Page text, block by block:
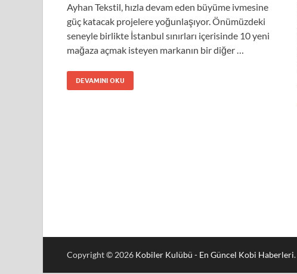
Ayhan Tekstil, hızla devam eden büyüme ivmesine
güç katacak projelere yoğunlaşıyor. Önümüzdeki
seneyle birlikte İstanbul sınırları içerisinde 10 yeni
mağaza açmak isteyen markanın bir diğer …
DEVAMINI OKU
Copyright © 2026 Kobiler Kulübü - En Güncel Kobi Haberleri.